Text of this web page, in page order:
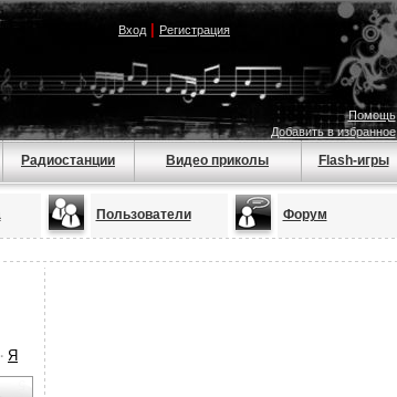
Вход| Регистрация
Помощь
Добавить в избранное
Радиостанции Видео приколы Flash-игры
Пользователи Форум
· Я